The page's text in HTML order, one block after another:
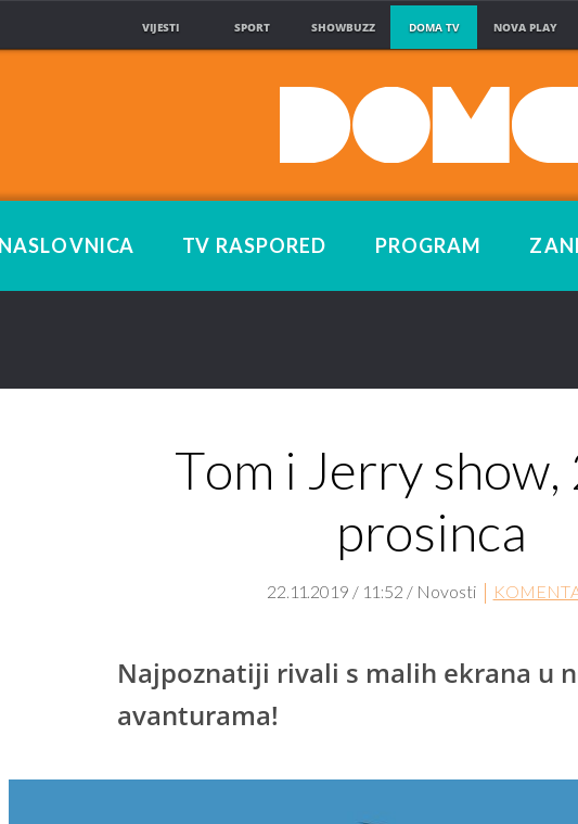
VIJESTI SPORT SHOWBUZZ DOMA TV NOVA PLAY
NASLOVNICA TV RASPORED PROGRAM
Tom i Jerry show,
prosinca
22.11.2019 / 11:52 / Novosti
Najpoznatiji rivali s malih ekrana u
avanturama!